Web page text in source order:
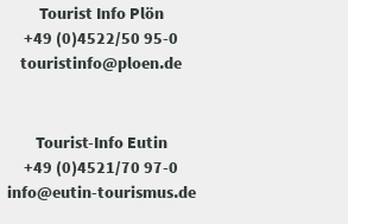
Tourist Info Plön
+49 (0)4522/50 95-0
touristinfo@ploen.de
Tourist-Info Eutin
+49 (0)4521/70 97-0
info@eutin-tourismus.de